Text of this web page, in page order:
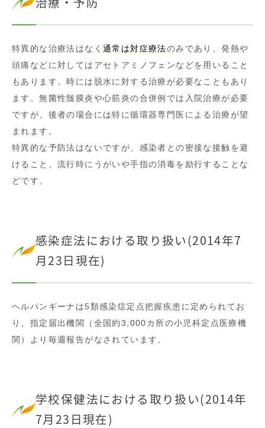
特異的な治療法はなく 通常は対症療法のみであり、発熱や
頭痛などに対してはアセトアミノフェンなどを用いること
もあります。時には脱水に対する治療が必要なこともあり
ます。無菌性髄膜炎や心筋炎の合併例では入院治療が必要
ですが、後者の場合には特に循環器専門医による治療が望
まれます。
特異的な予防法はないですが、感染者との密接な接触を避
けること、流行時にうがいや手指の消毒を励行することな
どです。
感染症法における取り扱い(2014年7
月23日現在)
ヘルパンギーナは5類感染症定点把握疾患に定められてお
り、指定届出機関（全国約3,000カ所の小児科定点医療機
関）より毎週報告がなされています。
学校保健法における取り扱い(2014年
7月23日現在)